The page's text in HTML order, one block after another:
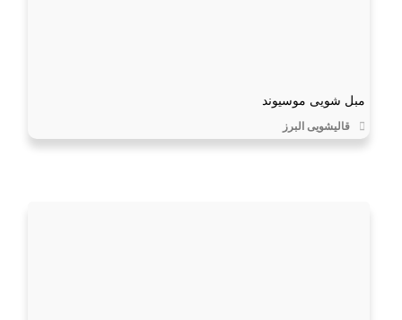
مبل شویی موسیوند
قالیشویی البرز